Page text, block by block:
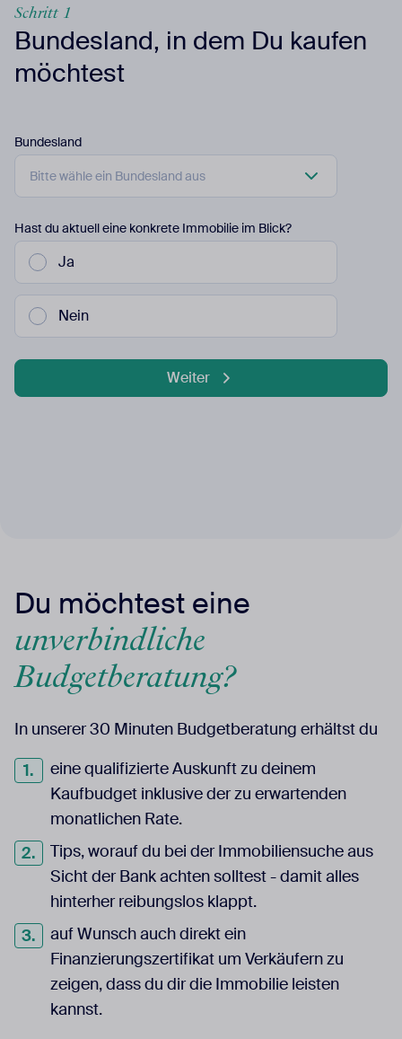
Schritt 1
Bundesland, in dem Du kaufen
möchtest
Bundesland
Hast du aktuell eine konkrete Immobilie im Blick?
Ja
Nein
Weiter
Du möchtest eine
unverbindliche
Budgetberatung?
In unserer 30 Minuten Budgetberatung erhältst du
eine qualifizierte Auskunft zu deinem
Kaufbudget inklusive der zu erwartenden
monatlichen Rate.
Tips, worauf du bei der Immobiliensuche aus
Sicht der Bank achten solltest - damit alles
hinterher reibungslos klappt.
auf Wunsch auch direkt ein
Finanzierungszertifikat um Verkäufern zu
zeigen, dass du dir die Immobilie leisten
kannst.